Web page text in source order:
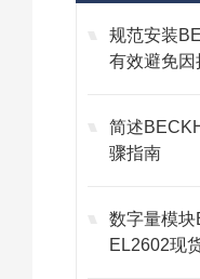
规范安装
有效避免因
简述
骤指南
数字量模
EL2602现